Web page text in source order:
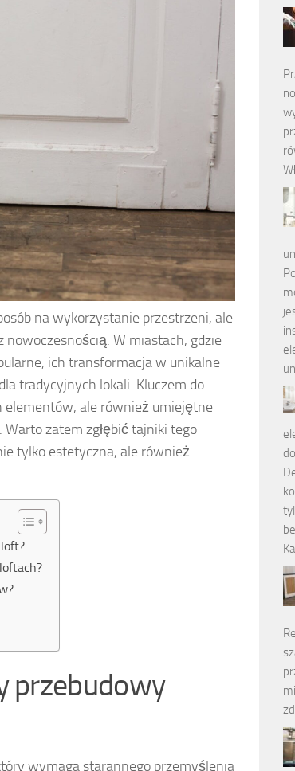
na wykorzystanie przestrzeni, ale
nowoczesnością. W miastach, gdzie
ich transformacja w unikalne
tradycyjnych lokali. Kluczem do
elementów, ale również umiejętne
zatem zgłębić tajniki tego
tylko estetyczna, ale również
przebudowy
wymaga starannego przemyślenia